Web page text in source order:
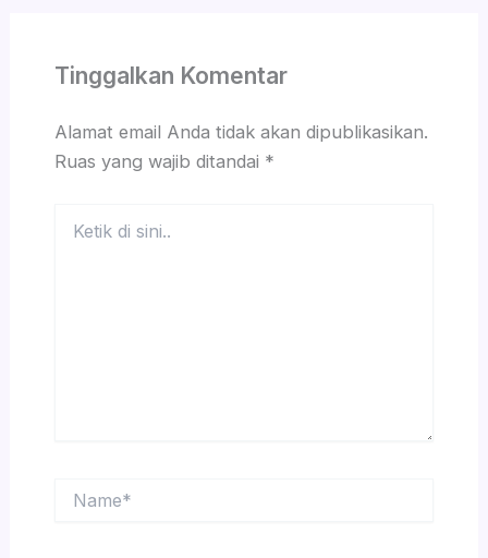
Tinggalkan Komentar
Alamat email Anda tidak akan dipublikasikan.
Ruas yang wajib ditandai *